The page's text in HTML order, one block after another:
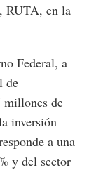
RUTA, en la
Federal, a
de
millones de
inversión
a una
y del sector